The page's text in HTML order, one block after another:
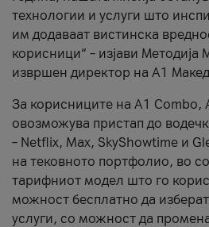
технологии и услуги што
им додаваат вистинска
корисници“ – изјави Методија
извршен директор на А1
За корисниците на A1 Combo,
овозможува пристап до
– Netflix, Max, SkyShowtime и
на тековното портфолио, во
тарифниот модел што го
можност бесплатно да
услуги, со можност да